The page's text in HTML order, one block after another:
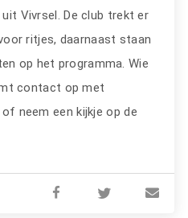
uit Vivrsel. De club trekt er
ritjes, daarnaast staan
op het programma. Wie
contact op met
neem een kijkje op de